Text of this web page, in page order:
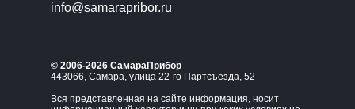
info@samarapribor.ru
© 2006-2026 СамараПрибор
443066, Самара, улица 22-го Партсъезда, 52
Вся представленная на сайте информация, носит